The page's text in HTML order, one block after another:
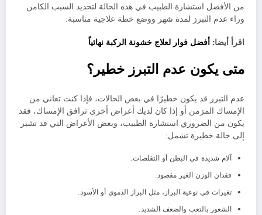
من الأفضل استشارة الطبيب في هذه الحالة لتحديد السبب الكامن
وراء عدم التبرز لمدة شهر ووضع خطة علاجية مناسبة.
اقرأ أيضا: أفضل فوار لعلاج خشونة الركبة نهائياً
متى يكون عدم التبرز خطير؟
عدم التبرز قد يكون خطيرًا في بعض الحالات، فإذا كنت تعاني من
الإمساك المزمن أو إذا كان لديك أعراض أخرى ترافق الإمساك، فقد
يكون من الضروري استشارة الطبيب، وبعض الأعراض التي قد تشير
إلى حالة خطيرة تشمل:
آلام شديدة في البطن أو التقلصات.
فقدان الوزن الغير مقصود.
تغيرات في نوعية البراز، مثل البراز الدموي أو الأسود.
الشعور بالتعب والضعف الشديد.